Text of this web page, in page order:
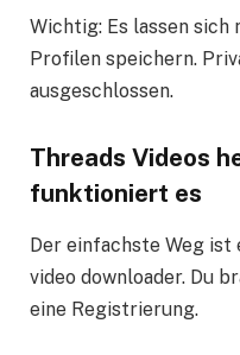
Wichtig: Es lassen
Profilen speichern.
ausgeschlossen.
Threads Videos
funktioniert es
Der einfachste Weg
video downloader. Du
eine Registrierung.